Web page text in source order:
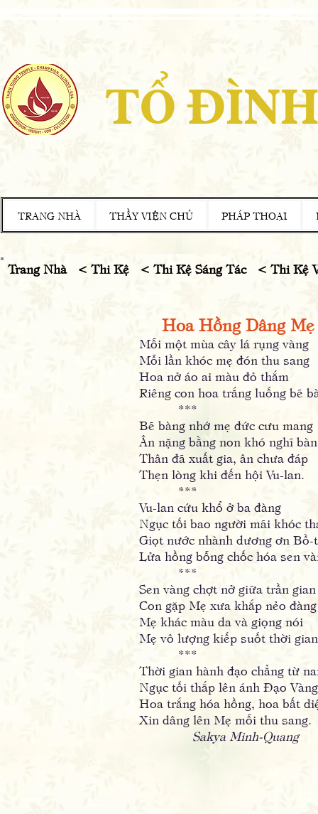
TỔ
TRANG NHÀ THẦY VIỆN CHỦ PHÁP THOẠI
Trang Nhà < Thi Kệ < Thi Kệ Sáng Tác < Thi Kệ
Hoa Hồng Dâng Mẹ
Mỗi một mùa cây lá rụng vàng
Mỗi lần khóc mẹ đón thu sang
Hoa nở áo ai màu đỏ thắm
Riêng con hoa trắng luống bẽ
***
Bẽ bàng nhớ mẹ đức cưu mang
Ân nặng bằng non khó nghĩ bàn
Thân đã xuất gia, ân chưa đáp
Thẹn lòng khi đến hội Vu-lan.
***
Vu-lan cứu khổ ở ba đàng
Ngục tối bao người mãi khóc
Giọt nước nhành dương ơn Bồ-
Lửa hồng bỗng chốc hóa sen
***
Sen vàng chợt nở giữa trần gian
Con gặp Mẹ xưa khắp nẻo đàng
Mẹ khác màu da và giọng nói
Mẹ vô lượng kiếp suốt thời
***
Thời gian hành đạo chẳng từ
Ngục tối thắp lên ánh Đạo Vàng
Hoa trắng hóa hồng, hoa bất
Xin dâng lên Mẹ mỗi thu sang.
Sakya Minh-Quang